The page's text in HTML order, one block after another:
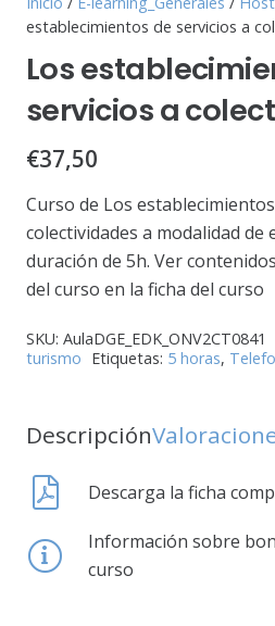
establecimientos de servicios a
Los
servicios a
€37,50
Curso de Los
colectividades a modalidad
duración de 5h. Ver
del curso en la ficha del curso
SKU: AulaDGE_EDK_ONV2CT0841
turismo Etiquetas: 5 horas,
Descripción
Descarga la ficha
Información sobre
curso